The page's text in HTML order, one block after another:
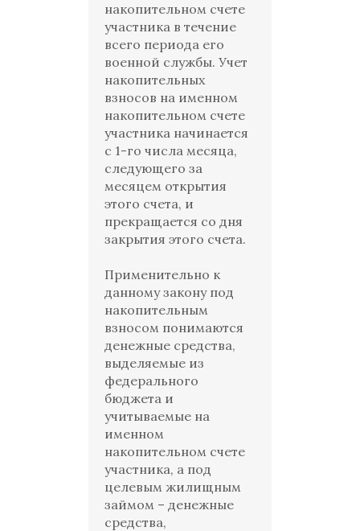
накопительном счете
участника в течение
всего периода его
военной службы. Учет
накопительных
взносов на именном
накопительном счете
участника начинается
с 1-го числа месяца,
следующего за
месяцем открытия
этого счета, и
прекращается со дня
закрытия этого счета.
Применительно к
данному закону под
накопительным
взносом понимаются
денежные средства,
выделяемые из
федерального
бюджета и
учитываемые на
именном
накопительном счете
участника, а под
целевым жилищным
займом – денежные
средства,